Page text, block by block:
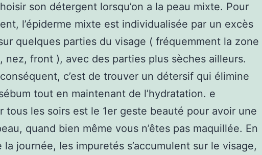
son détergent lorsqu’on a la peau mixte. Pour
l’épiderme mixte est individualisée par un excès
quelques parties du visage ( fréquemment la zone
nez, front ), avec des parties plus sèches ailleurs.
conséquent, c’est de trouver un détersif qui élimine
tout en maintenant de l’hydratation. e
tous les soirs est le 1er geste beauté pour avoir une
quand bien même vous n’êtes pas maquillée. En
journée, les impuretés s’accumulent sur le visage,